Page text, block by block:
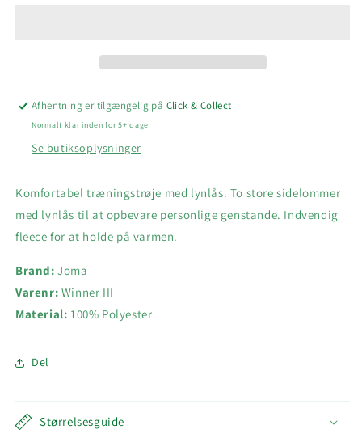
Afhentning er tilgængelig på Click & Collect
Normalt klar inden for 5+ dage
Se butiksoplysninger
Komfortabel træningstrøje med lynlås. To store sidelommer
med lynlås til at opbevare personlige genstande. Indvendig
fleece for at holde på varmen.
Brand: Joma
Varenr: Winner III
Material: 100% Polyester
Del
Størrelsesguide